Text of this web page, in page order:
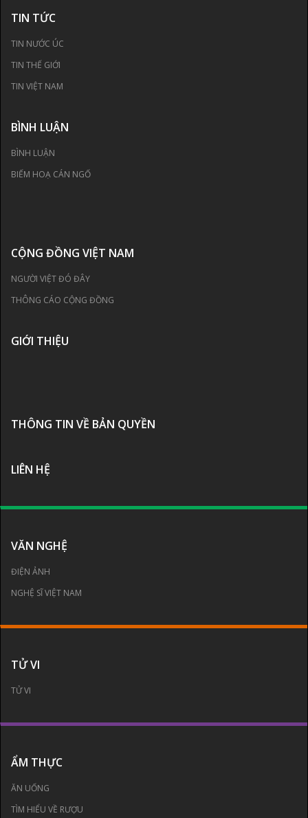
TIN TỨC
TIN NƯỚC ÚC
TIN THẾ GIỚI
TIN VIỆT NAM
BÌNH LUẬN
BÌNH LUẬN
BIẾM HOẠ CÁN NGỐ
CỘNG ĐỒNG VIỆT NAM
NGƯỜI VIỆT ĐÓ ĐÂY
THÔNG CÁO CỘNG ĐỒNG
GIỚI THIỆU
THÔNG TIN VỀ BẢN QUYỀN
LIÊN HỆ
VĂN NGHỆ
ĐIỆN ẢNH
NGHỆ SĨ VIỆT NAM
TỬ VI
TỬ VI
ẨM THỰC
ĂN UỐNG
TÌM HIỂU VỀ RƯỢU